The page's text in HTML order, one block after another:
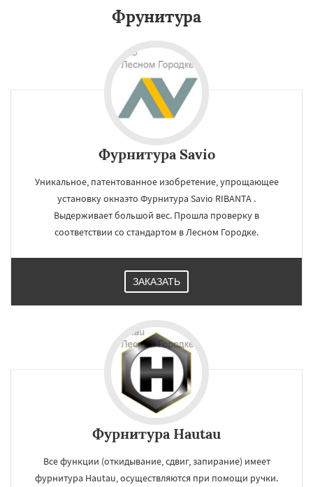
Михнево Монино
Некрасовское Обухово
Северный
Тучково Уваровка
Фряново
Черусти
Фрунитура
Фурнитура Savio
Уникальное, патентованное изобретение, упрощающее
установку окнаэто Фурнитура Savio RIBANTA .
Выдерживает большой вес. Прошла проверку в
соответствии со стандартом в Лесном Городке.
ЗАКАЗАТЬ
Фурнитура Hautau
Все функции (откидывание, сдвиг, запирание) имеет
фурнитура Hautau, осуществляются при помощи ручки.
Даю согласие на обработку персональных данных